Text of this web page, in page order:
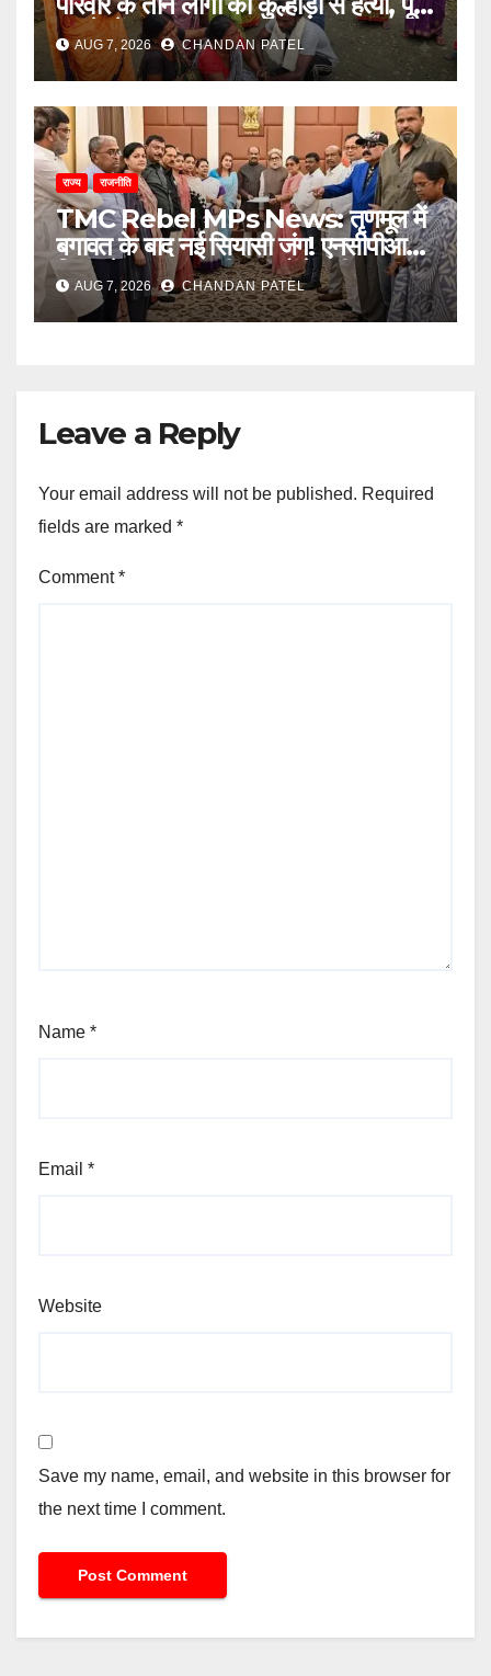
इलाके में दहशत
AUG 7, 2026 CHANDAN PATEL
राज्य राजनीति
TMC Rebel MPs News: तृणमूल में
बगावत के बाद नई सियासी जंग! एनसीपीआई में
विलय के बावजूद बागी सांसदों में बढ़ी
खींचतान, भाजपा को लेकर भी दो राय
AUG 7, 2026 CHANDAN PATEL
Leave a Reply
Your email address will not be published. Required
fields are marked *
Comment*
Name *
Email *
Website
Save my name, email, and website in this browser for
the next time I comment.